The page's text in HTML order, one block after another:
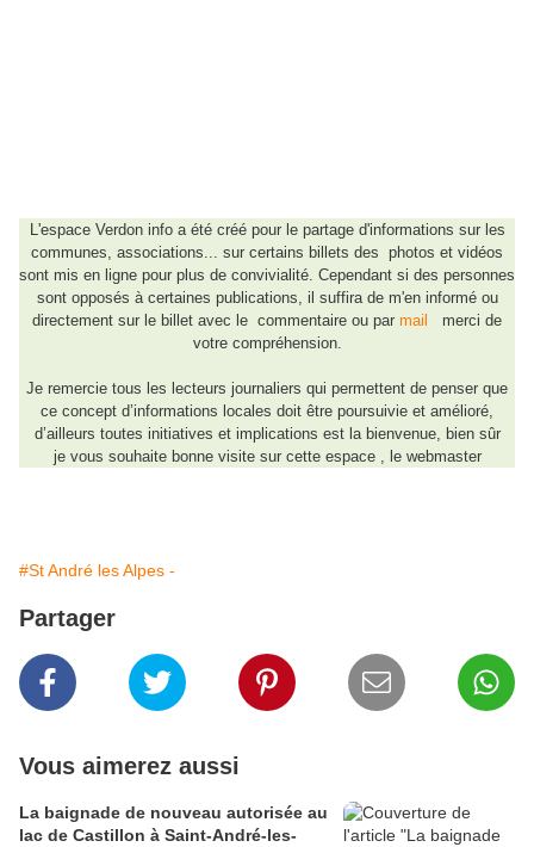
L'espace Verdon info a été créé pour le partage d'informations sur les
communes, associations... sur certains billets des photos et vidéos
sont mis en ligne pour plus de convivialité. Cependant si des personnes
sont opposés à certaines publications, il suffira de m'en informé ou
directement sur le billet avec le commentaire ou par mail
merci de
votre compréhension.
Je remercie tous les lecteurs journaliers qui permettent de penser que
ce concept d’informations locales doit être poursuivie et amélioré,
d’ailleurs toutes initiatives et implications est la bienvenue, bien sûr
je vous souhaite bonne visite sur cette espace , le webmaster
#St André les Alpes -
Partager
Vous aimerez aussi
La baignade de nouveau autorisée au
lac de Castillon à Saint-André-les-